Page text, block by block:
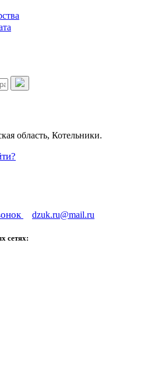
область, Котельники.
dzuk.ru@mail.ru
сетях: